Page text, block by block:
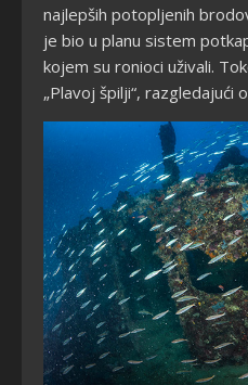
najlepših potopljenih
je bio u planu sistem
kojem su ronioci uživali.
„Plavoj špilji“, razgledajući